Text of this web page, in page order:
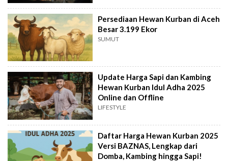
Persediaan Hewan Kurban di Aceh
Besar 3.199 Ekor
SUMUT
Update Harga Sapi dan Kambing
Hewan Kurban Idul Adha 2025
Online dan Offline
LIFESTYLE
Daftar Harga Hewan Kurban 2025
Versi BAZNAS, Lengkap dari
Domba, Kambing hingga Sapi!